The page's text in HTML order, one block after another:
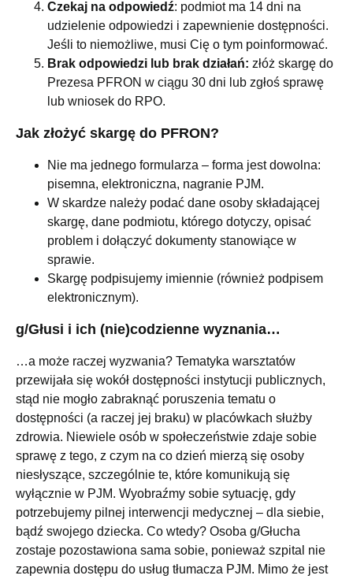
Czekaj na odpowiedź: podmiot ma 14 dni na
udzielenie odpowiedzi i zapewnienie dostępności.
Jeśli to niemożliwe, musi Cię o tym poinformować.
Brak odpowiedzi lub brak działań: złóż skargę do
Prezesa PFRON w ciągu 30 dni lub zgłoś sprawę
lub wniosek do RPO.
Jak złożyć skargę do PFRON?
Nie ma jednego formularza – forma jest dowolna:
pisemna, elektroniczna, nagranie PJM.
W skardze należy podać dane osoby składającej
skargę, dane podmiotu, którego dotyczy, opisać
problem i dołączyć dokumenty stanowiące w
sprawie.
Skargę podpisujemy imiennie (również podpisem
elektronicznym).
g/Głusi i ich (nie)codzienne wyznania…
…a może raczej wyzwania? Tematyka warsztatów
przewijała się wokół dostępności instytucji publicznych,
stąd nie mogło zabraknąć poruszenia tematu o
dostępności (a raczej jej braku) w placówkach służby
zdrowia. Niewiele osób w społeczeństwie zdaje sobie
sprawę z tego, z czym na co dzień mierzą się osoby
niesłyszące, szczególnie te, które komunikują się
wyłącznie w PJM. Wyobraźmy sobie sytuację, gdy
potrzebujemy pilnej interwencji medycznej – dla siebie,
bądź swojego dziecka. Co wtedy? Osoba g/Głucha
zostaje pozostawiona sama sobie, ponieważ szpital nie
zapewnia dostępu do usług tłumacza PJM. Mimo że jest